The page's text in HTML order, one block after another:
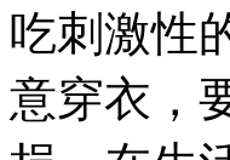
吃刺激性
意穿衣，